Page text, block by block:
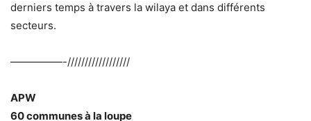
derniers temps à travers la wilaya et dans différents
secteurs.
—————-//////////////////
APW
60 communes à la loupe